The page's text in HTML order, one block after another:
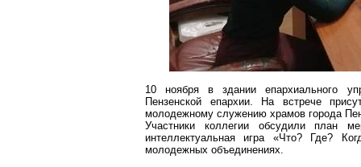
10 ноября в здании епархиального
Пензенской епархии. На встрече
молодежному служению храмов города
Участники коллегии обсудили план
интеллектуальная игра «Что? Где?
молодежных объединениях.